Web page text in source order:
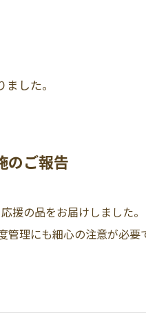
した。
ご報告
援の品をお届けしました
管理にも細心の注意が必